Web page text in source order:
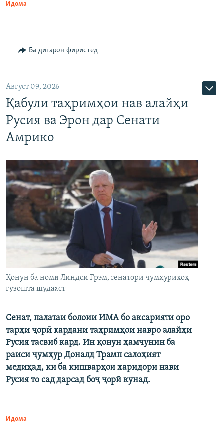
Идома
Ба дигарон фиристед
Август 09, 2026
Қабули таҳримҳои нав алайҳи
Русия ва Эрон дар Сенати
Амрико
Қонун ба номи Линдси Грэм, сенатори ҷумҳурихоҳ
гузошта шудааст
Сенат, палатаи болоии ИМА бо аксарияти оро
тарҳи ҷорӣ кардани таҳримҳои навро алайҳи
Русия тасвиб кард. Ин қонун ҳамчунин ба
раиси ҷумҳур Доналд Трамп салоҳият
медиҳад, ки ба кишварҳои харидори нави
Русия то сад дарсад боҷ ҷорӣ кунад.
Идома